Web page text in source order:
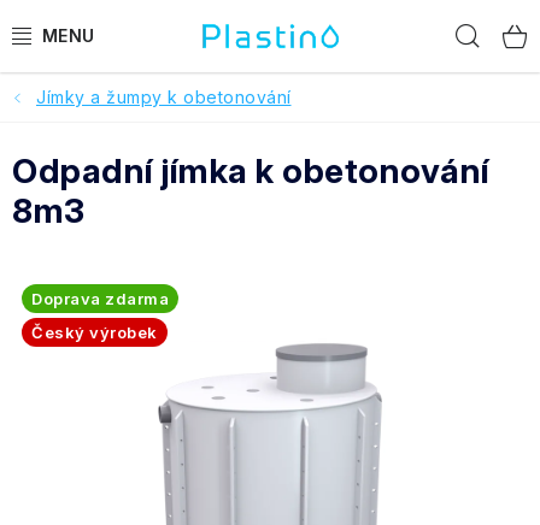
na
PRODUKTY
Reference a hodnocení
O nás
Realizace
Dotace Dešťovka
Pomoc s výběrem
Jímky a žumpy k obetonování
Odpadní jímka k obetonování
8m3
Doprava zdarma
Český výrobek